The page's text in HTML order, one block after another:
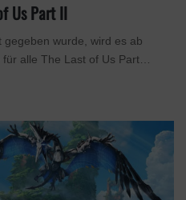
Us Part II
gegeben wurde, wird es ab
alle The Last of Us Part…